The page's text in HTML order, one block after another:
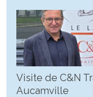
Visite de C&N
Aucamville